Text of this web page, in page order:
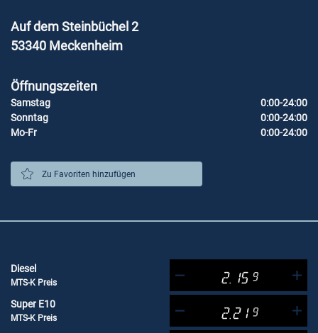
Auf dem Steinbüchel 2
53340 Meckenheim
Öffnungszeiten
Samstag
0:00-24:00
Sonntag
0:00-24:00
Mo-Fr
0:00-24:00
Zu Favoriten hinzufügen
Diesel
MTS-K Preis 2.15 9
Super E10
MTS-K Preis 2.21 9